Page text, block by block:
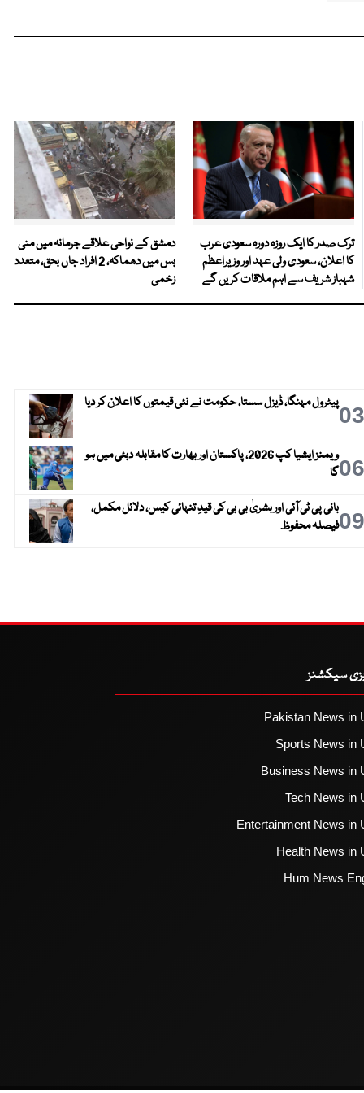
ترک صدر کا ایک روزہ دورہ سعودی عرب
کا اعلان، سعودی ولی عہد اور وزیراعظم
شہباز شریف سے اہم ملاقات کریں گے
دمشق کے نواحی علاقے جرمانہ میں منی
بس میں دھماکہ، 2 افراد جاں بحق، متعدد
زخمی
03پیٹرول مہنگا، ڈیزل سستا، حکومت نے نئی قیمتوں کا اعلان کر دیا
06
ویمنز ایشیا کپ 2026، پاکستان اور بھارت کا مقابلہ دبئی میں ہو
گا
09بانی پی ٹی آئی اور بشریٰ بی بی کی قیدِ تنہائی کیس، دلائل مکمل،
فیصلہ محفوظ
سیکشنز
Pakistan News in
Sports News in
Business News in
Tech News in
Entertainment News in
Health News in
Hum News